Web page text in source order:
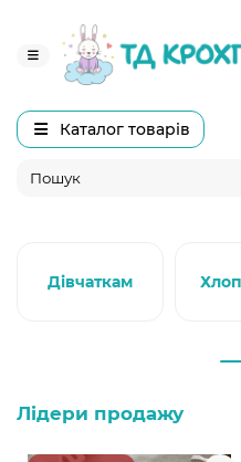
Каталог товарів
Дівчаткам
Лідери продажу